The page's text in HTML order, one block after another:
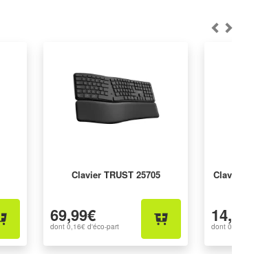
Clavier TRUST 25705
69,99€
dont 0,16€ d'éco-part
Clavier
14,99€
dont 0,06€